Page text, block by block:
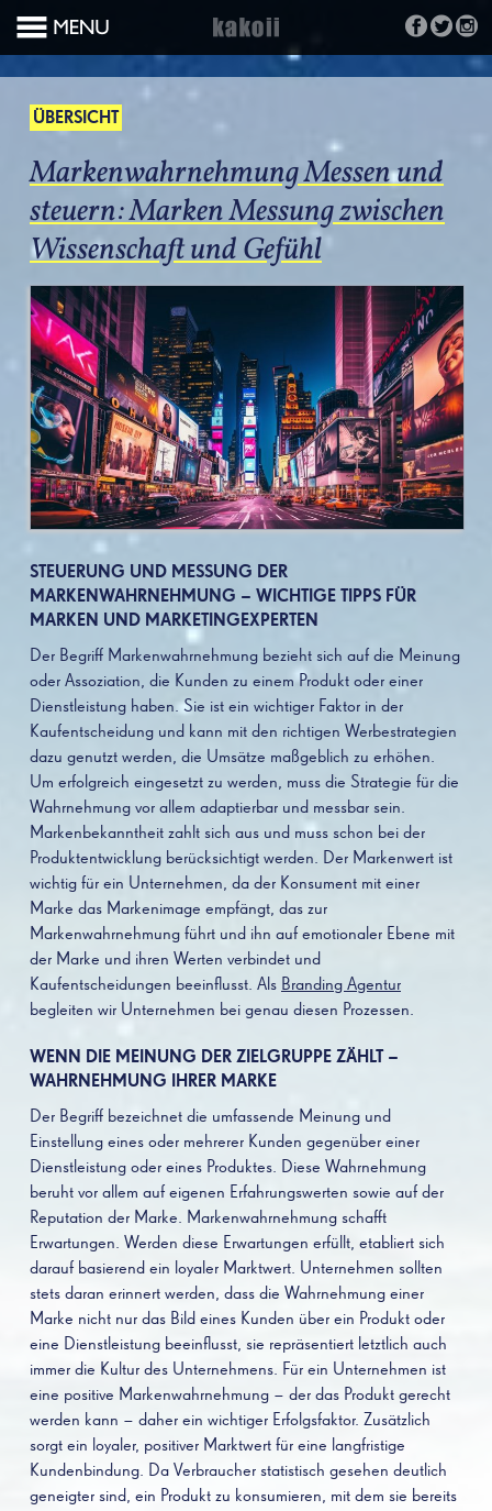
ÜBERSICHT
Markenwahrnehmung Messen und
steuern: Marken Messung zwischen
Wissenschaft und Gefühl
STEUERUNG UND MESSUNG DER
MARKENWAHRNEHMUNG – WICHTIGE TIPPS FÜR
MARKEN UND MARKETINGEXPERTEN
Der Begriff Markenwahrnehmung bezieht sich auf die Meinung
oder Assoziation, die Kunden zu einem Produkt oder einer
Dienstleistung haben. Sie ist ein wichtiger Faktor in der
Kaufentscheidung und kann mit den richtigen Werbestrategien
dazu genutzt werden, die Umsätze maßgeblich zu erhöhen.
Um erfolgreich eingesetzt zu werden, muss die Strategie für die
Wahrnehmung vor allem adaptierbar und messbar sein.
Markenbekanntheit zahlt sich aus und muss schon bei der
Produktentwicklung berücksichtigt werden. Der Markenwert ist
wichtig für ein Unternehmen, da der Konsument mit einer
Marke das Markenimage empfängt, das zur
Markenwahrnehmung führt und ihn auf emotionaler Ebene mit
der Marke und ihren Werten verbindet und
Kaufentscheidungen beeinflusst. Als Branding Agentur
begleiten wir Unternehmen bei genau diesen Prozessen.
WENN DIE MEINUNG DER ZIELGRUPPE ZÄHLT –
WAHRNEHMUNG IHRER MARKE
Der Begriff bezeichnet die umfassende Meinung und
Einstellung eines oder mehrerer Kunden gegenüber einer
Dienstleistung oder eines Produktes. Diese Wahrnehmung
beruht vor allem auf eigenen Erfahrungswerten sowie auf der
Reputation der Marke. Markenwahrnehmung schafft
Erwartungen. Werden diese Erwartungen erfüllt, etabliert sich
darauf basierend ein loyaler Marktwert. Unternehmen sollten
stets daran erinnert werden, dass die Wahrnehmung einer
Marke nicht nur das Bild eines Kunden über ein Produkt oder
eine Dienstleistung beeinflusst, sie repräsentiert letztlich auch
immer die Kultur des Unternehmens. Für ein Unternehmen ist
eine positive Markenwahrnehmung – der das Produkt gerecht
werden kann – daher ein wichtiger Erfolgsfaktor. Zusätzlich
sorgt ein loyaler, positiver Marktwert für eine langfristige
Kundenbindung. Da Verbraucher statistisch gesehen deutlich
geneigter sind, ein Produkt zu konsumieren, mit dem sie bereits